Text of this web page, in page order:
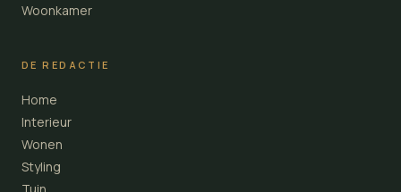
Woonkamer
DE REDACTIE
Home
Interieur
Wonen
Styling
Tuin